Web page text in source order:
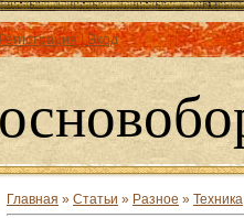
|Вход
Главная » Статьи » Разное » Техника